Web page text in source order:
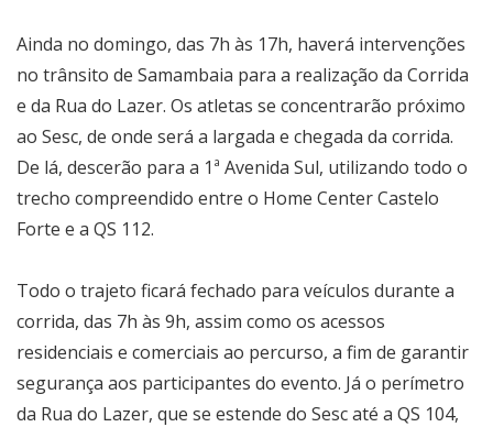
Ainda no domingo, das 7h às 17h, haverá intervenções
no trânsito de Samambaia para a realização da Corrida
e da Rua do Lazer. Os atletas se concentrarão próximo
ao Sesc, de onde será a largada e chegada da corrida.
De lá, descerão para a 1ª Avenida Sul, utilizando todo o
trecho compreendido entre o Home Center Castelo
Forte e a QS 112.
Todo o trajeto ficará fechado para veículos durante a
corrida, das 7h às 9h, assim como os acessos
residenciais e comerciais ao percurso, a fim de garantir
segurança aos participantes do evento. Já o perímetro
da Rua do Lazer, que se estende do Sesc até a QS 104,